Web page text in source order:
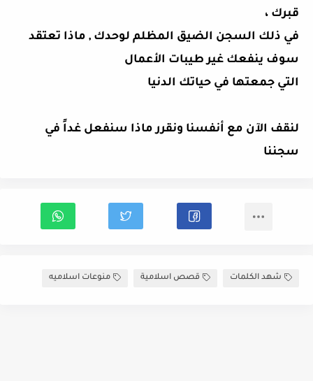
قبرك ،
في ذلك السجن الضيق المظلم لوحدك , ماذا تعتقد
سوف ينفعك غير طيبات الأعمال
التي جمعتها في حياتك الدنيا
لنقف الآن مع أنفسنا ونقرر ماذا سنفعل غداً في
سجننا
شهد الكلمات قصص اسلامية منوعات اسلاميه